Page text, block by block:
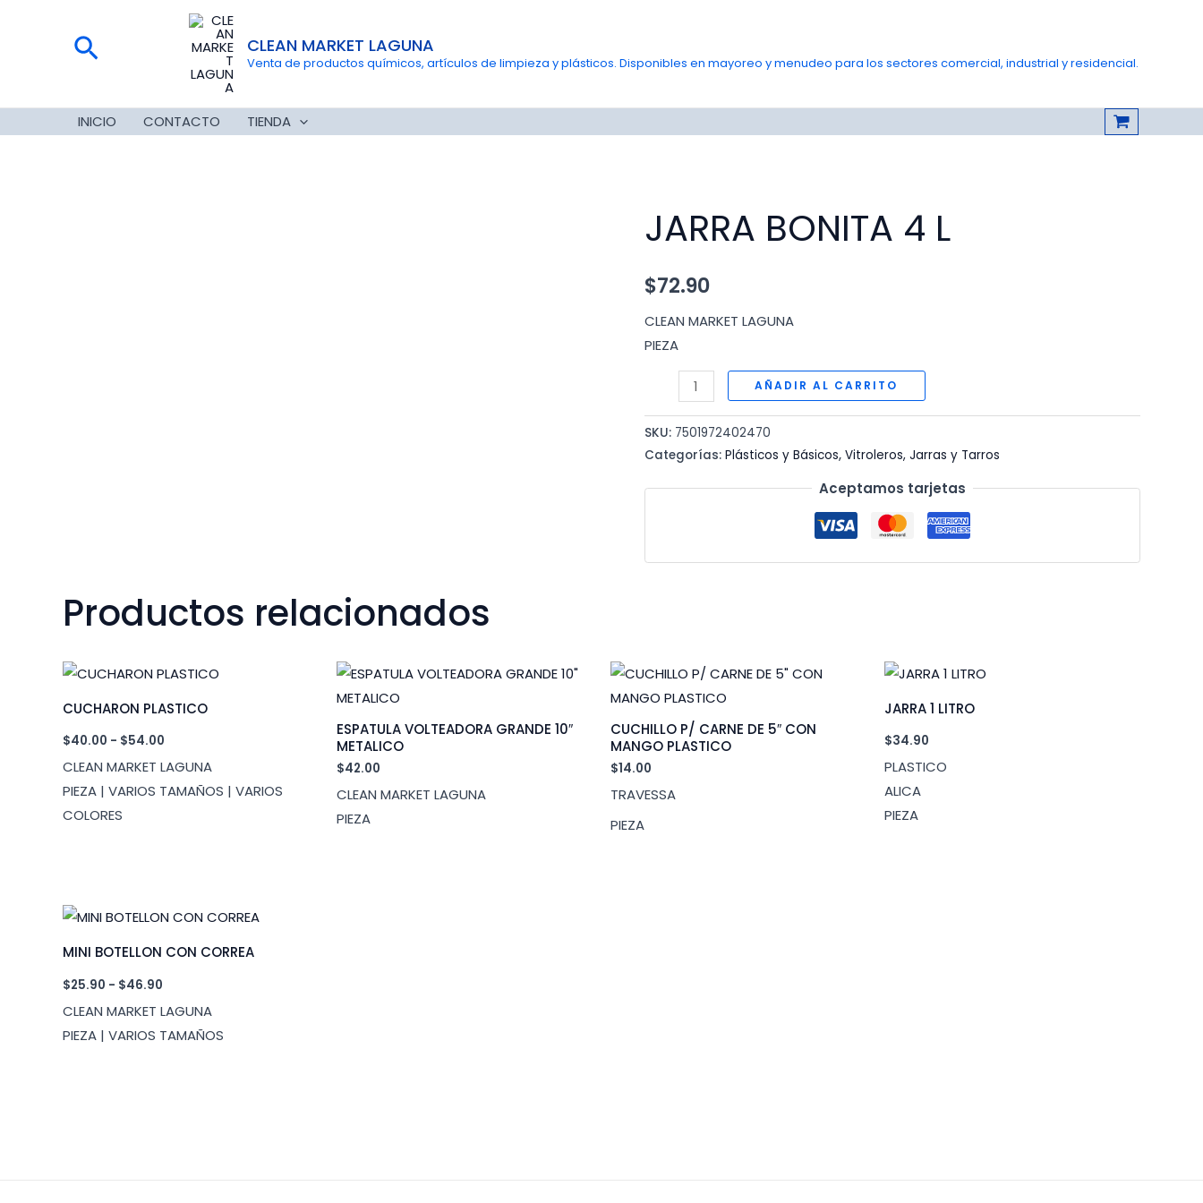
Buscar CLEAN MARKET LAGUNA
Venta de productos químicos, artículos de limpieza y plásticos. Disponibles en mayoreo y menudeo para los sectores comercial, industrial y residencial.
INICIO CONTACTO TIENDA
JARRA BONITA 4 L
$72.90
CLEAN MARKET LAGUNA
PIEZA
BONITA
4
L
AÑADIR AL CARRITO
SKU: 7501972402470
Categorías:Plásticos y Básicos,Vitroleros, Jarras y Tarros
Aceptamos tarjetas
Productos relacionados
CUCHARON PLASTICO
$40.00 - $54.00
precios:
desde
$40.00
CLEAN MARKET LAGUNA
PIEZA | VARIOS TAMAÑOS | VARIOS
COLORES
ESPATULA VOLTEADORA GRANDE 10″
METALICO
$42.00
CLEAN MARKET LAGUNA
PIEZA
CUCHILLO P/ CARNE DE 5″ CON
MANGO PLASTICO
$14.00
TRAVESSA
PIEZA
JARRA 1 LITRO
$34.90
PLASTICO
ALICA
PIEZA
MINI BOTELLON CON CORREA
$25.90 - $46.90
precios:
desde
$25.90
CLEAN MARKET LAGUNA
PIEZA | VARIOS TAMAÑOS